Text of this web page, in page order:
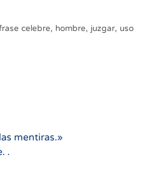
celebre, hombre, juzgar, uso
mentiras.»
.